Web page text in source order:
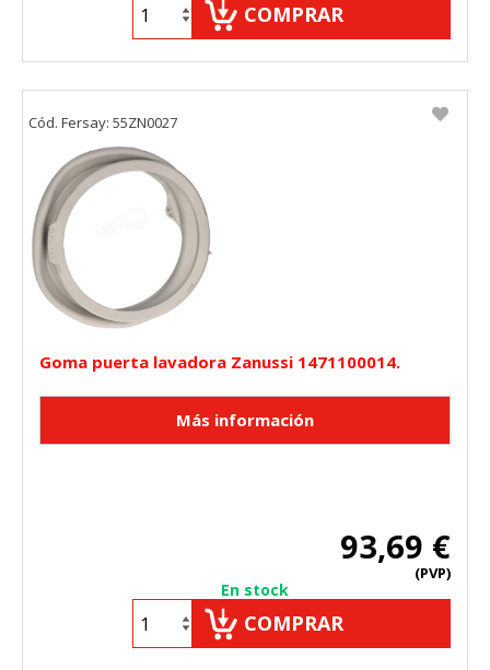
COMPRAR
Goma puerta lavadora Zanussi 1471100014.
93,69 €
(PVP)
En stock
COMPRAR
Cód. Fersay: 55ZN0027